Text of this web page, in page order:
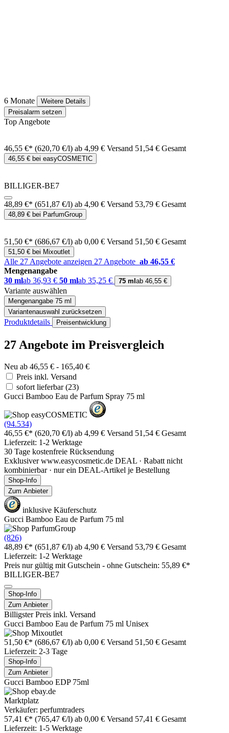
6 Monate
Weitere Details
Preisalarm setzen
Top Angebote
46,55 €* (620,70 €/l) ab 4,99 € Versand 51,54 € Gesamt
46,55 € bei easyCOSMETIC
BILLIGER-BE7
48,89 €* (651,87 €/l) ab 4,90 € Versand 53,79 € Gesamt
48,89 € bei ParfumGroup
51,50 €* (686,67 €/l) ab 0,00 € Versand 51,50 € Gesamt
51,50 € bei Mixoutlet
Alle 27 Angebote anzeigen 27 Angebote ab 46,55 €
Mengenangabe
30 mlab 36,93 € 50 mlab 35,25 € 75 ml ab 46,55 €
Variante auswählen
Mengenangabe 75 ml
Variantenauswahl zurücksetzen
Produktdetails Preisentwicklung
27 Angebote im Preisvergleich
Neu ab 46,55 € - 165,40 €
Preis inkl. Versand
sofort lieferbar(23)
Gucci Bamboo Eau de Parfum Spray 75 ml
(94.534)
46,55 €* (620,70 €/l) ab 4,99 € Versand 51,54 € Gesamt
Lieferzeit: 1-2 Werktage
30 Tage kostenfreie Rücksendung
Exklusiver www.easycosmetic.de DEAL · Rabatt nicht
kombinierbar · nur ein DEAL-Artikel je Bestellung
Shop-Info
Zum Anbieter
inklusive Käuferschutz
Gucci Bamboo Eau de Parfum 75 ml
(826)
48,89 €* (651,87 €/l) ab 4,90 € Versand 53,79 € Gesamt
Lieferzeit: 1-2 Werktage
Preis nur gültig mit Gutschein - ohne Gutschein: 55,89 €*
BILLIGER-BE7
Shop-Info
Zum Anbieter
Billigster Preis inkl. Versand
Gucci Bamboo Eau de Parfum 75 ml Unisex
51,50 €* (686,67 €/l) ab 0,00 € Versand 51,50 € Gesamt
Lieferzeit: 2-3 Tage
Shop-Info
Zum Anbieter
Gucci Bamboo EDP 75ml
Marktplatz
Verkäufer: perfumtraders
57,41 €* (765,47 €/l) ab 0,00 € Versand 57,41 € Gesamt
Lieferzeit: 1-5 Werktage